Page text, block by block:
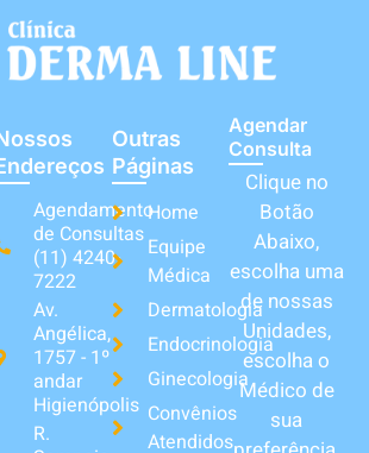
Agendamento
de Consultas
(11) 4240-
7222
Av.
Angélica,
1757 - 1º
andar
Higienópolis
R.
Outras
Páginas
Home
Equipe
Médica
Dermatologia
Endocrinologia
Ginecologia
Convênios
Atendidos
Agendar
Consulta
Clique no
Botão
Abaixo,
escolha uma
de nossas
Unidades,
escolha o
Médico de
sua